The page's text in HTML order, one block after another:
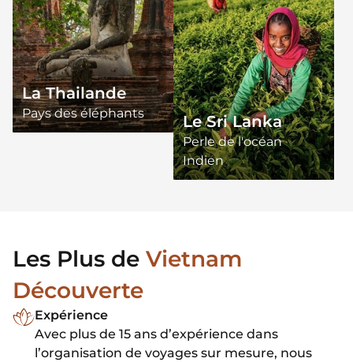
La Thailande
Pays des éléphants Le Sri Lanka
Perle de l'océan
Indien
Les Plus de Vietnam
Découverte
Expérience
Avec plus de 15 ans d’expérience dans
l’organisation de voyages sur mesure, nous